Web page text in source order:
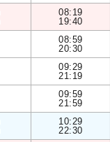
08:19
19:40
08:59
20:30
09:29
21:19
09:59
21:59
10:29
22:30